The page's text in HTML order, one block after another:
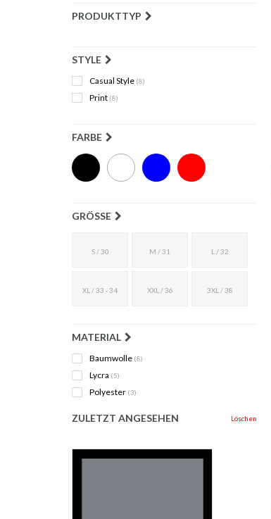
PRODUKTTYP
STYLE
Casual Style (8)
Print (8)
FARBE
GRÖSSE
S / 30 M / 31 L / 32
XL / 33 - 34 XXL / 36 3XL / 38
MATERIAL
Baumwolle (8)
Lycra (5)
Polyester (3)
ZULETZT ANGESEHEN Löschen